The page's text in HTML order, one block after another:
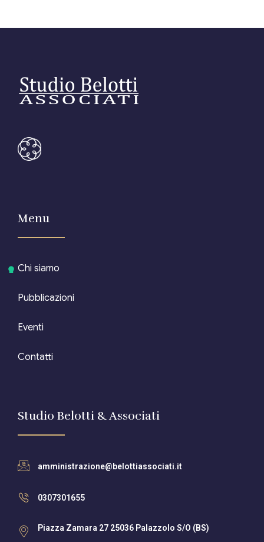
Menu
Chi siamo
Pubblicazioni
Eventi
Contatti
Studio Belotti & Associati
amministrazione@belottiassociati.it
0307301655
Piazza Zamara 27 25036 Palazzolo S/O (BS)